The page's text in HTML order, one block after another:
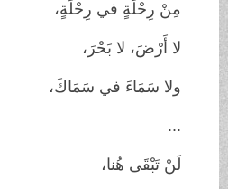
مِنْ رِحْلَةٍ في رِحْلَةٍ،
لا أَرْضَ، لا بَحْرَ،
ولا سَمَاءَ في سَمَاكَ،
لَنْ تَبْقَى هُنا،